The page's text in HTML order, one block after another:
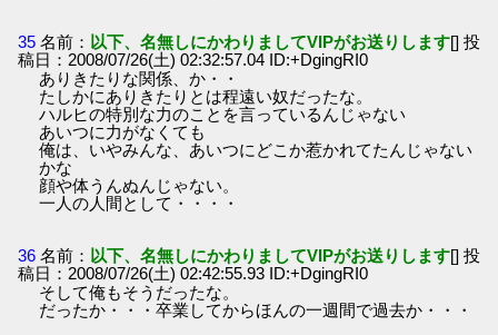
35 名前： 以下、名無しにかわりましてVIPがお送りします[] 投
稿日：2008/07/26(土) 02:32:57.04 ID:+DgingRI0
ありきたりな関係、か・・
たしかにありきたりとは程遠い奴だったな。
ハルヒの特別な力のことを言っているんじゃない
あいつに力がなくても
俺は、いやみんな、あいつにどこか惹かれてたんじゃない
かな
顔や体うんぬんじゃない。
一人の人間として・・・・
36 名前： 以下、名無しにかわりましてVIPがお送りします[] 投
稿日：2008/07/26(土) 02:42:55.93 ID:+DgingRI0
そして俺もそうだったな。
だったか・・・卒業してからほんの一週間で過去か・・・